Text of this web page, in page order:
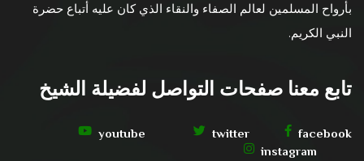
بأرواح المسلمين لعالم الصفاء والنقاء الذي كان عليه أتباع حضرة
النبي الكريم.
تابع معنا صفحات التواصل لفضيلة الشيخ
facebook
twitter
youtube
instagram